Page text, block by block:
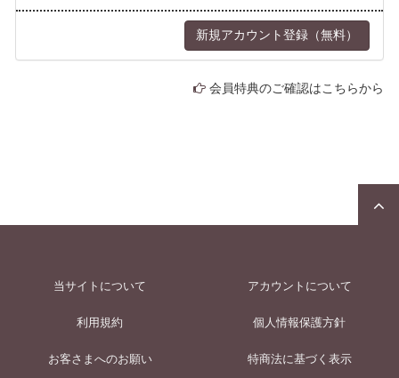
会員特典のご確認はこちらから
当サイトについて アカウントについて
利用規約 個人情報保護方針
お客さまへのお願い 特商法に基づく表示